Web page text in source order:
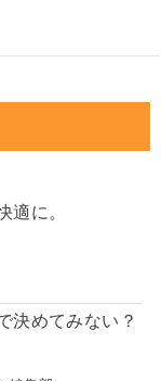
適に。
決めてみない？